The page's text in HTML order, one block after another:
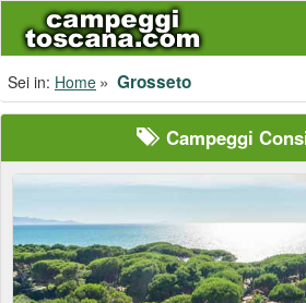
Sei in: Home Grosseto
Campeggi